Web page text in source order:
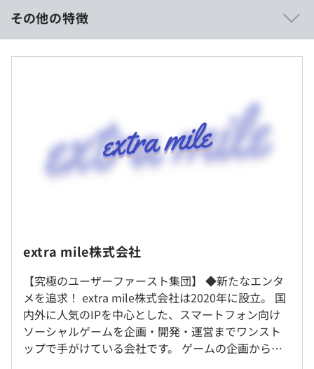
就業場所の変更範囲
＜雇入時＞
雇入時：東京本社、および自宅
＜変更範囲＞
変更範囲：会社の定める場所（テレワークを行う場所を含
む）
年収360〜500万円の事例の場合
■賃金形態：月給制の場合
10：00〜19：00
休憩時間：13：00〜14：00（60分） ※昼食時間は業務の
都合により変動あり
平均残業時間：基本残業はありません
その他の特徴
extra mile株式会社
【究極のユーザーファースト集団】 ◆新たなエンタ
メを追求！ extra mile株式会社は2020年に設立。 国
内外に人気のIPを中心とした、スマートフォン向け
ソーシャルゲームを企画・開発・運営までワンスト
ップで手がけている会社です。 ゲームの企画からエ